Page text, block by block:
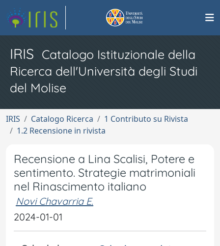
IRIS Catalogo Istituzionale della
Ricerca dell'Università degli Studi
del Molise
IRIS Catalogo Ricerca
1 Contributo su Rivista
1.2 Recensione in rivista
Recensione a Lina Scalisi, Potere e
sentimento. Strategie matrimoniali
nel Rinascimento italiano
Novi Chavarria E.
2024-01-01